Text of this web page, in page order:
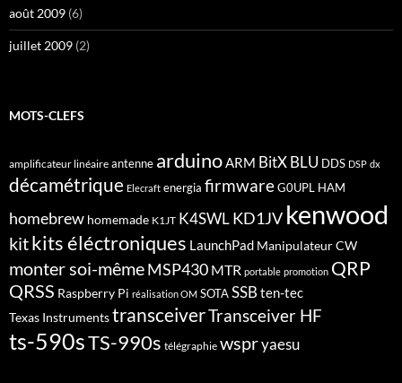
août 2009 (6)
juillet 2009 (2)
MOTS-CLEFS
amplificateur linéaire antenne arduinoARM BitX BLU DDS DSP dx
décamétrique Elecraft energia firmwareG0UPL HAM
homebrew homemade K1JT K4SWL KD1JV kenwood
kitkits éléctroniques LaunchPad Manipulateur CW
monter soi-mêmeMSP430 MTR portable promotion QRP
QRSS Raspberry Pi réalisation OM SOTASSB ten-tec
Texas InstrumentstransceiverTransceiver HF
ts-590sTS-990s télégraphie wspryaesu